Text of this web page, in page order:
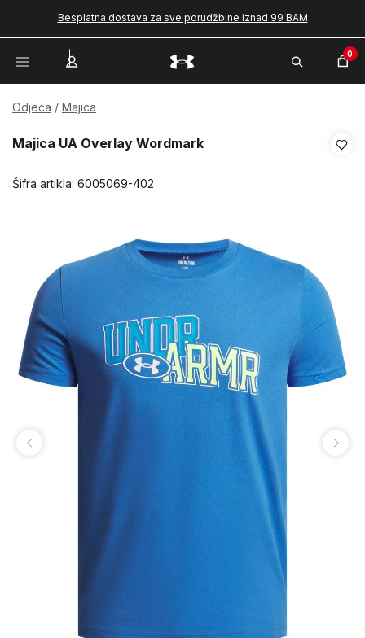
Besplatna dostava za sve porudžbine iznad 99 BAM
0
Odjeća Majica
Majica UA Overlay Wordmark
Šifra artikla: 6005069-402